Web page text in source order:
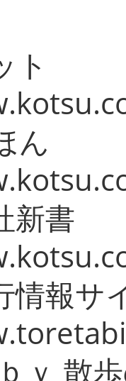
ト
ん
新書
情報サ
ｙ 散